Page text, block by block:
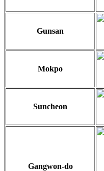
Gunsan
Mokpo
Suncheon
Gangwon-do